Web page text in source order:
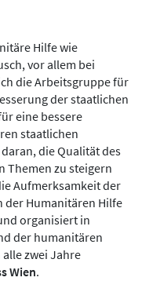
Hilfe wie
vor allem bei
die Arbeitsgruppe für
der staatlichen
eine bessere
staatlichen
die Qualität des
Themen zu steigern
Aufmerksamkeit der
der Humanitären Hilfe
organisiert in
der humanitären
zwei Jahre
Wien.